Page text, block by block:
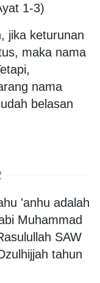
1-3)
jika keturunan
maka nama
nama
belasan
'anhu adalah
Muhammad
SAW
tahun